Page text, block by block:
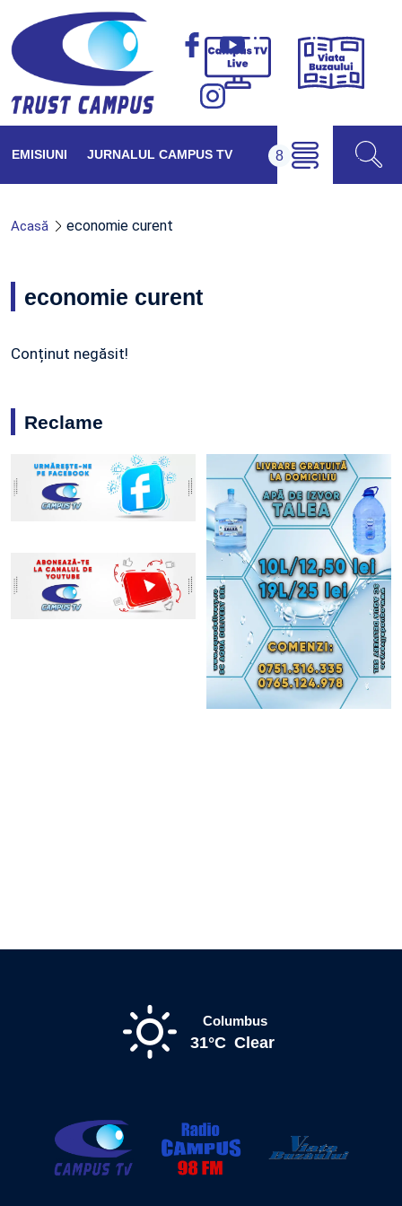
Campus
Viața
EMISIUNI JURNALUL CAMPUS TV
Acasă economie curent
economie curent
Conținut negăsit!
Reclame
Columbus
31°C Clear